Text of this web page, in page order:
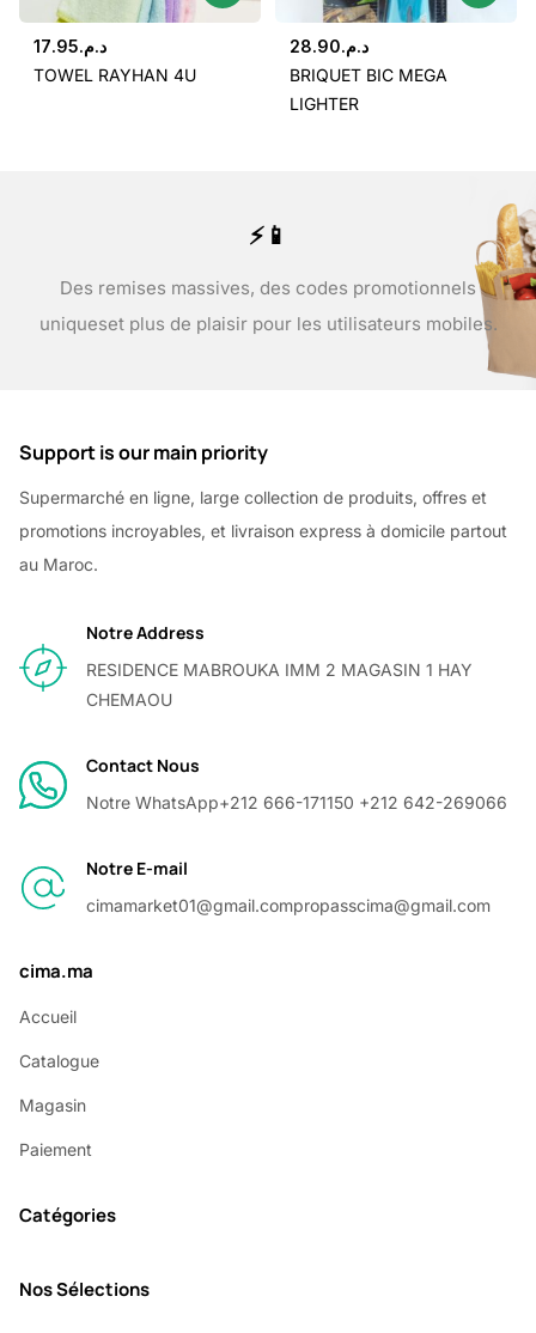
د.م.17.95
TOWEL RAYHAN 4U
د.م.28.90
BRIQUET BIC MEGA
LIGHTER
⚡📱
Des remises massives, des codes promotionnels
uniqueset plus de plaisir pour les utilisateurs mobiles.
Support is our main priority
Supermarché en ligne, large collection de produits, offres et
promotions incroyables, et livraison express à domicile partout
au Maroc.
Notre Address
RESIDENCE MABROUKA IMM 2 MAGASIN 1 HAY
CHEMAOU
Contact Nous
Notre WhatsApp+212 666-171150 +212 642-269066
Notre E-mail
cimamarket01@gmail.compropasscima@gmail.com
cima.ma
Accueil
Catalogue
Magasin
Paiement
Catégories
Nos Sélections